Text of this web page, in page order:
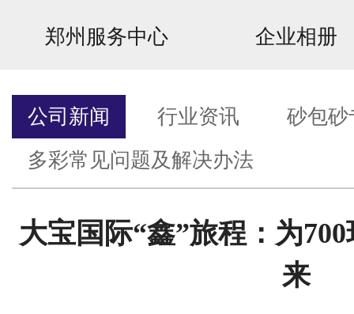
郑州服务中心 企业相册
公司新闻 行业资讯
砂包砂
多彩常见问题及解决办法
大宝国际“鑫”旅程：为
来